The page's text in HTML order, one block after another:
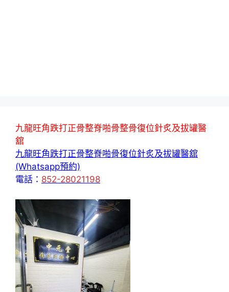
九龍旺角跌打正骨整脊啪骨整骨復位針炙及拔罐醫
舘
九龍旺角跌打正骨整脊啪骨復位針炙及拔罐醫舘
(Whatsapp預約)
電話： 852-28021198